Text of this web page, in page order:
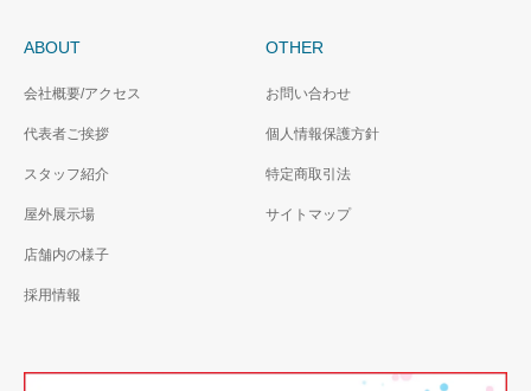
ABOUT
会社概要/アクセス
代表者ご挨拶
スタッフ紹介
屋外展示場
店舗内の様子
採用情報
OTHER
お問い合わせ
個人情報保護方針
特定商取引法
サイトマップ